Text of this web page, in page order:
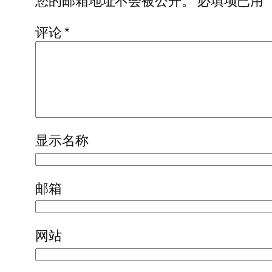
评论*
显示名称
邮箱
网站